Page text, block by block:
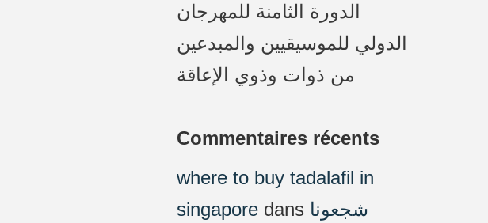
الدورة الثامنة للمهرجان
الدولي للموسيقيين والمبدعين
من ذوات وذوي الإعاقة
Commentaires récents
where to buy tadalafil in
singapore dans شجعونا